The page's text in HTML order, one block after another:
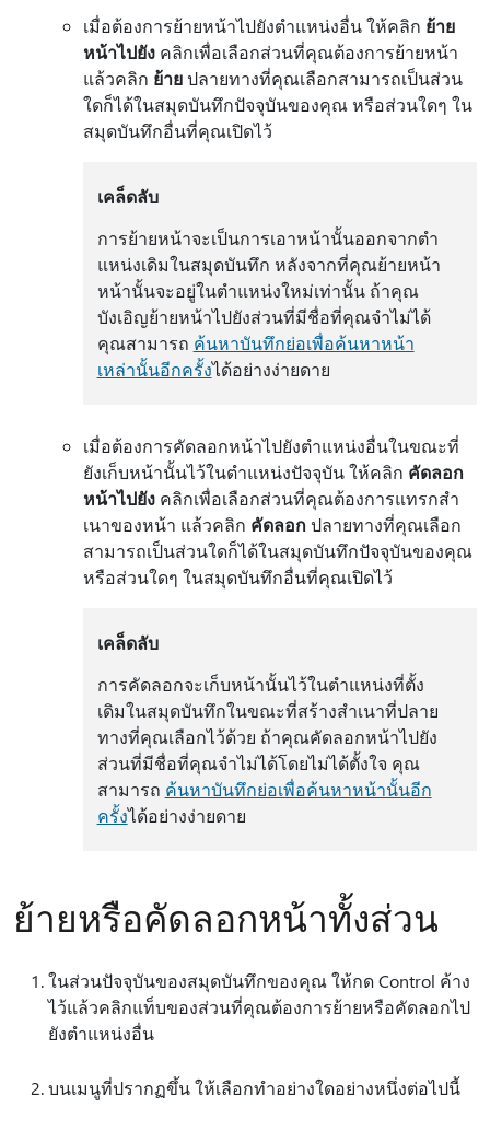
เมื่อต้องการย้ายหน้าไปยังตําแหน่งอื่น ให้คลิก ย้าย
หน้าไปยัง คลิกเพื่อเลือกส่วนที่คุณต้องการย้ายหน้า
แล้วคลิก ย้ายปลายทางที่คุณเลือกสามารถเป็นส่วน
ใดก็ได้ในสมุดบันทึกปัจจุบันของคุณ หรือส่วนใดๆ ใน
สมุดบันทึกอื่นที่คุณเปิดไว้
เคล็ดลับ
การย้ายหน้าจะเป็นการเอาหน้านั้นออกจากตํา
แหน่งเดิมในสมุดบันทึก หลังจากที่คุณย้ายหน้า
หน้านั้นจะอยู่ในตําแหน่งใหม่เท่านั้น ถ้าคุณ
บังเอิญย้ายหน้าไปยังส่วนที่มีชื่อที่คุณจําไม่ได้
คุณสามารถ ค้นหาบันทึกย่อเพื่อค้นหาหน้า
เหล่านั้นอีกครั้งได้อย่างง่ายดาย
เมื่อต้องการคัดลอกหน้าไปยังตําแหน่งอื่นในขณะที่
ยังเก็บหน้านั้นไว้ในตําแหน่งปัจจุบัน ให้คลิก คัดลอก
หน้าไปยัง คลิกเพื่อเลือกส่วนที่คุณต้องการแทรกสํา
เนาของหน้า แล้วคลิก คัดลอกปลายทางที่คุณเลือก
สามารถเป็นส่วนใดก็ได้ในสมุดบันทึกปัจจุบันของคุณ
หรือส่วนใดๆ ในสมุดบันทึกอื่นที่คุณเปิดไว้
เคล็ดลับ
การคัดลอกจะเก็บหน้านั้นไว้ในตําแหน่งที่ตั้ง
เดิมในสมุดบันทึกในขณะที่สร้างสําเนาที่ปลาย
ทางที่คุณเลือกไว้ด้วย ถ้าคุณคัดลอกหน้าไปยัง
ส่วนที่มีชื่อที่คุณจําไม่ได้โดยไม่ได้ตั้งใจ คุณ
สามารถ ค้นหาบันทึกย่อเพื่อค้นหาหน้านั้นอีก
ครั้งได้อย่างง่ายดาย
ย้ายหรือคัดลอกหน้าทั้งส่วน
ในส่วนปัจจุบันของสมุดบันทึกของคุณ ให้กด Control ค้าง
ไว้แล้วคลิกแท็บของส่วนที่คุณต้องการย้ายหรือคัดลอกไป
ยังตำแหน่งอื่น
บนเมนูที่ปรากฏขึ้น ให้เลือกทำอย่างใดอย่างหนึ่งต่อไปนี้